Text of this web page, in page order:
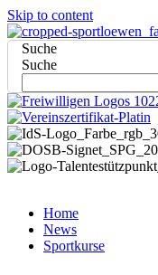
Skip to content
Suche
Suche
Home
News
Sportkurse